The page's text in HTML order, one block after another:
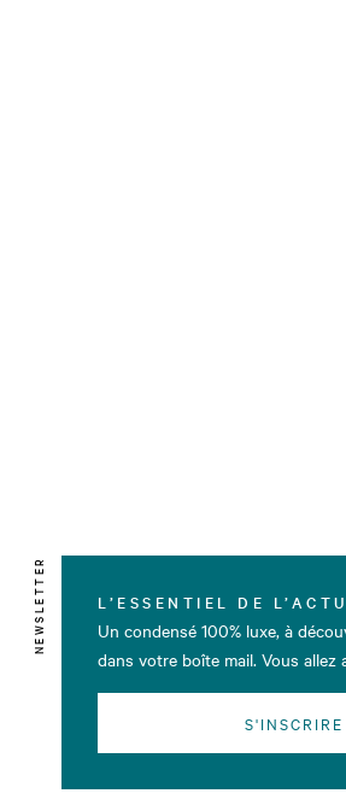
NEWSLETTER L’ESSENTIEL DE
Un condensé 100% luxe, à
dans votre boîte mail. Vous allez
S'INSCRIRE